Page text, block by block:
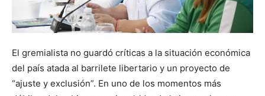
El gremialista no guardó críticas a la situación económica
del país atada al barrilete libertario y un proyecto de
“ajuste y exclusión”. En uno de los momentos más